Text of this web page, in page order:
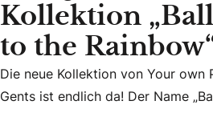
Kollektion
to the
Die neue Kollektion von Your own
Die neue Kollektion von Your own
Gents ist endlich da! Der Name